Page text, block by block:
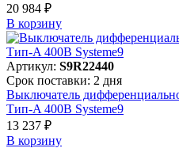
20 984 ₽
В корзинy
Артикул: S9R22440
Срок поставки: 2 дня
Выключатель
Тип-A 400В Systeme9
13 237 ₽
В корзинy